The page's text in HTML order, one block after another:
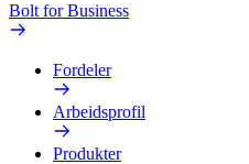
Bolt for Business
Fordeler
Arbeidsprofil
Produkter